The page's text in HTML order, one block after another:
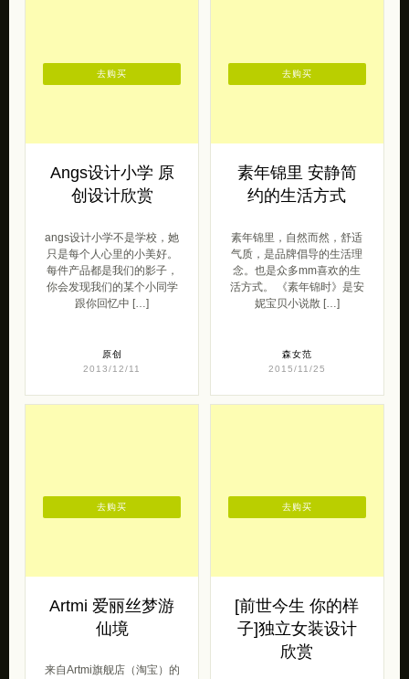
Angs设计小学 原
创设计欣赏
angs设计小学不是学校，她
只是每个人心里的小美好。
每件产品都是我们的影子，
你会发现我们的某个小同学
跟你回忆中 […]
原创
2013/12/11
去购买
素年锦里 安静简
约的生活方式
素年锦里，自然而然，舒适
气质，是品牌倡导的生活理
念。也是众多mm喜欢的生
活方式。 《素年锦时》是安
妮宝贝小说散 […]
森女范
2015/11/25
去购买
Artmi 爱丽丝梦游
仙境
来自Artmi旗舰店（淘宝）的
去购买
[前世今生 你的样
子]独立女装设计
欣赏
去购买